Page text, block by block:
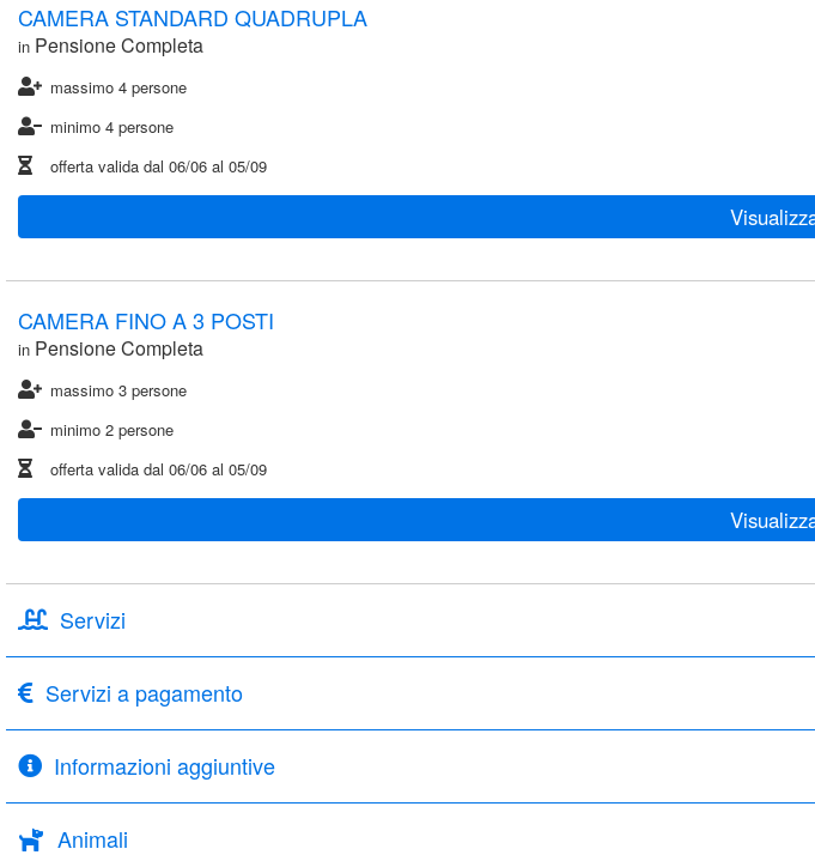
CAMERA STANDARD QUADRUPLA
in Pensione Completa
massimo 4 persone
minimo 4 persone
offerta valida dal 06/06 al 05/09
CAMERA FINO A 3 POSTI
in Pensione Completa
massimo 3 persone
minimo 2 persone
offerta valida dal 06/06 al 05/09
Servizi
Servizi a pagamento
Informazioni aggiuntive
Animali